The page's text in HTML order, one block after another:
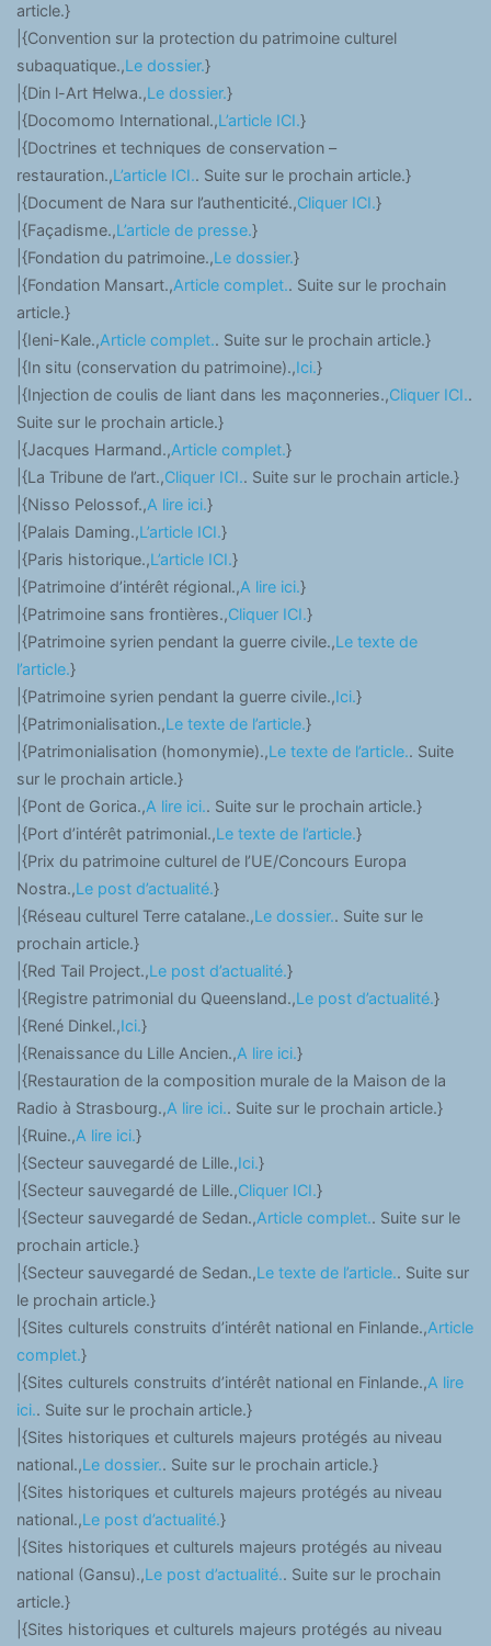
article.}
|{Convention sur la protection du patrimoine culturel
subaquatique.,Le dossier.}
|{Din l-Art Ħelwa.,Le dossier.}
|{Docomomo International.,L’article ICI.}
|{Doctrines et techniques de conservation –
restauration.,L’article ICI.. Suite sur le prochain article.}
|{Document de Nara sur l’authenticité.,Cliquer ICI.}
|{Façadisme.,L’article de presse.}
|{Fondation du patrimoine.,Le dossier.}
|{Fondation Mansart.,Article complet.. Suite sur le prochain
article.}
|{Ieni-Kale.,Article complet.. Suite sur le prochain article.}
|{In situ (conservation du patrimoine).,Ici.}
|{Injection de coulis de liant dans les maçonneries.,Cliquer ICI..
Suite sur le prochain article.}
|{Jacques Harmand.,Article complet.}
|{La Tribune de l’art.,Cliquer ICI.. Suite sur le prochain article.}
|{Nisso Pelossof.,A lire ici.}
|{Palais Daming.,L’article ICI.}
|{Paris historique.,L’article ICI.}
|{Patrimoine d’intérêt régional.,A lire ici.}
|{Patrimoine sans frontières.,Cliquer ICI.}
|{Patrimoine syrien pendant la guerre civile.,Le texte de
l’article.}
|{Patrimoine syrien pendant la guerre civile.,Ici.}
|{Patrimonialisation.,Le texte de l’article.}
|{Patrimonialisation (homonymie).,Le texte de l’article.. Suite
sur le prochain article.}
|{Pont de Gorica.,A lire ici.. Suite sur le prochain article.}
|{Port d’intérêt patrimonial.,Le texte de l’article.}
|{Prix du patrimoine culturel de l’UE/Concours Europa
Nostra.,Le post d’actualité.}
|{Réseau culturel Terre catalane.,Le dossier.. Suite sur le
prochain article.}
|{Red Tail Project.,Le post d’actualité.}
|{Registre patrimonial du Queensland.,Le post d’actualité.}
|{René Dinkel.,Ici.}
|{Renaissance du Lille Ancien.,A lire ici.}
|{Restauration de la composition murale de la Maison de la
Radio à Strasbourg.,A lire ici.. Suite sur le prochain article.}
|{Ruine.,A lire ici.}
|{Secteur sauvegardé de Lille.,Ici.}
|{Secteur sauvegardé de Lille.,Cliquer ICI.}
|{Secteur sauvegardé de Sedan.,Article complet.. Suite sur le
prochain article.}
|{Secteur sauvegardé de Sedan.,Le texte de l’article.. Suite sur
le prochain article.}
|{Sites culturels construits d’intérêt national en Finlande.,Article
complet.}
|{Sites culturels construits d’intérêt national en Finlande.,A lire
ici.. Suite sur le prochain article.}
|{Sites historiques et culturels majeurs protégés au niveau
national.,Le dossier.. Suite sur le prochain article.}
|{Sites historiques et culturels majeurs protégés au niveau
national.,Le post d’actualité.}
|{Sites historiques et culturels majeurs protégés au niveau
national (Gansu).,Le post d’actualité.. Suite sur le prochain
article.}
|{Sites historiques et culturels majeurs protégés au niveau